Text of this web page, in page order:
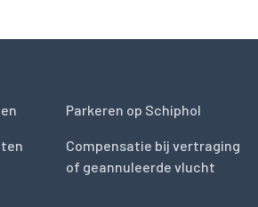
Parkeren op Schiphol
Compensatie bij vertraging
of geannuleerde vlucht